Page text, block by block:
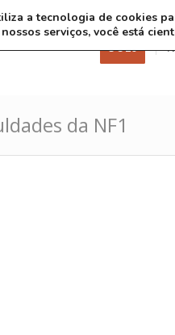
3 8 26
da NF1
a tecnologia de cookies
serviços, você está